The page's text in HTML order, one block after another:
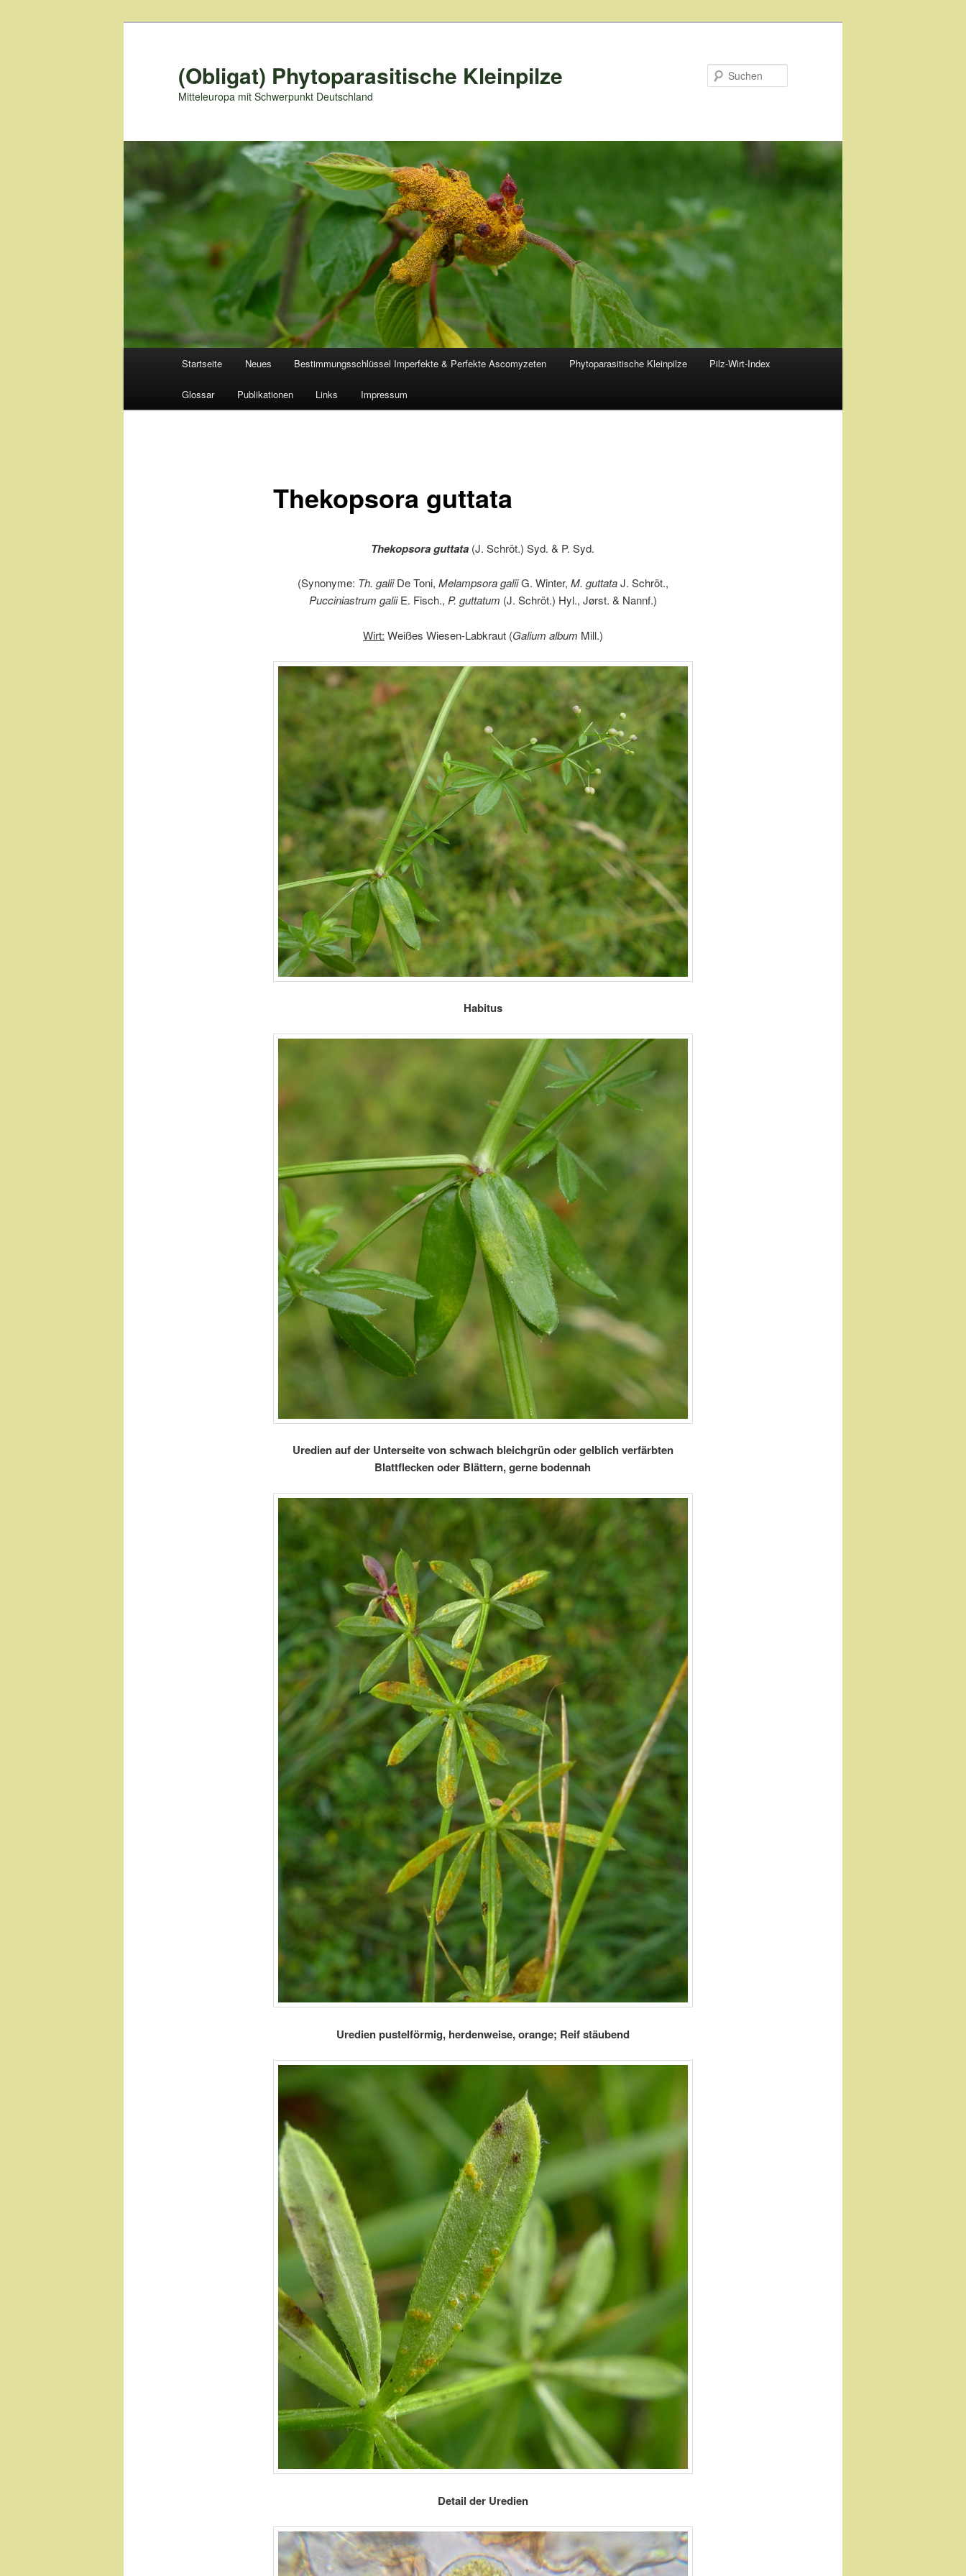
(Obligat) Phytoparasitische Kleinpilze
Mitteleuropa mit Schwerpunkt Deutschland
Startseite Neues Bestimmungsschlüssel Imperfekte & Perfekte Ascomyzeten Phytoparasitische Kleinpilze Pilz-Wirt-Index
Glossar Publikationen Links Impressum
Thekopsora guttata
Thekopsora guttata (J. Schröt.) Syd. & P. Syd.
(Synonyme: Th. galiiDe Toni, Melampsora galiiG. Winter, M. guttataJ. Schröt.,
Pucciniastrum galiiE. Fisch., P. guttatum (J. Schröt.) Hyl., Jørst. & Nannf.)
Wirt: Weißes Wiesen-Labkraut (Galium album Mill.)
Habitus
Uredien auf der Unterseite von schwach bleichgrün oder gelblich verfärbten
Blattflecken oder Blättern, gerne bodennah
Uredien pustelförmig, herdenweise, orange; Reif stäubend
Detail der Uredien